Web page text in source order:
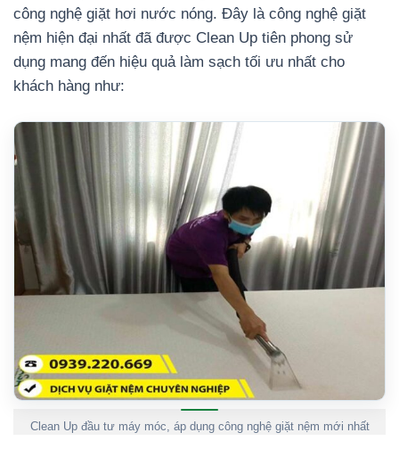
công nghệ giặt hơi nước nóng. Đây là công nghệ giặt
nệm hiện đại nhất đã được Clean Up tiên phong sử
dụng mang đến hiệu quả làm sạch tối ưu nhất cho
khách hàng như:
Clean Up đầu tư máy móc, áp dụng công nghệ giặt nệm mới nhất